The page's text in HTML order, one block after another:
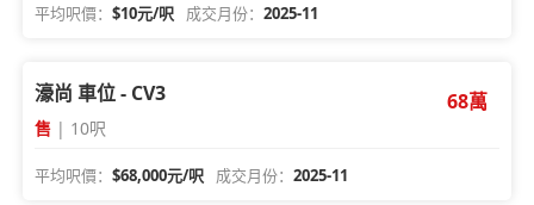
平均呎價：$10元/呎 成交月份：2025-11
濠尚 車位 - CV3
售 | 10呎
68萬
平均呎價：$68,000元/呎 成交月份：2025-11